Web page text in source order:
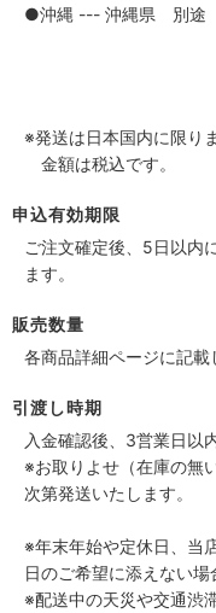
●沖縄 --- 沖縄県 別途
※発送は日本国内に限りま
金額は税込です。
申込有効期限
ご注文確定後、5日以内
ます。
販売数量
各商品詳細ページに記載
引渡し時期
入金確認後、3営業日以
※お取りよせ（在庫の無
次第発送いたします。
※年末年始や定休日、当
日のご希望に添えない場
※配送中の天災や交通渋